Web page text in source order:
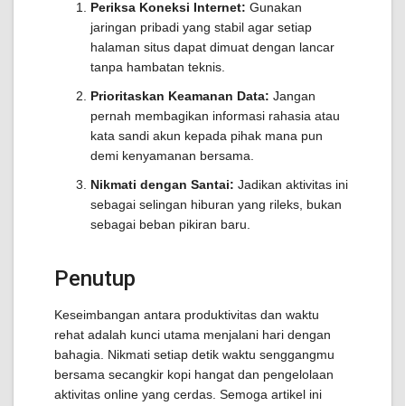
Periksa Koneksi Internet: Gunakan
jaringan pribadi yang stabil agar setiap
halaman situs dapat dimuat dengan lancar
tanpa hambatan teknis.
Prioritaskan Keamanan Data: Jangan
pernah membagikan informasi rahasia atau
kata sandi akun kepada pihak mana pun
demi kenyamanan bersama.
Nikmati dengan Santai: Jadikan aktivitas ini
sebagai selingan hiburan yang rileks, bukan
sebagai beban pikiran baru.
Penutup
Keseimbangan antara produktivitas dan waktu
rehat adalah kunci utama menjalani hari dengan
bahagia. Nikmati setiap detik waktu senggangmu
bersama secangkir kopi hangat dan pengelolaan
aktivitas online yang cerdas. Semoga artikel ini